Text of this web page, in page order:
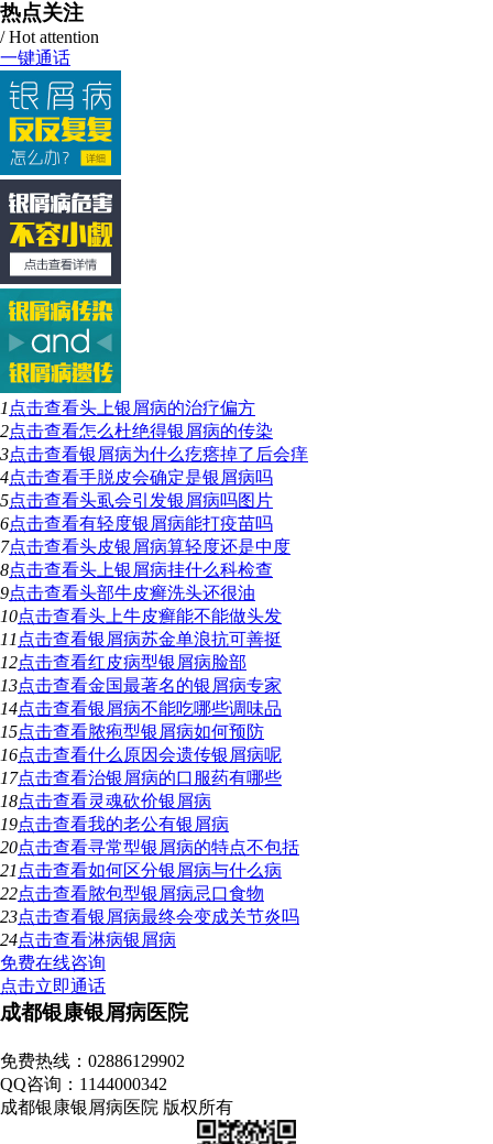
热点关注
/ Hot attention
一键通话
1 点击查看头上银屑病的治疗偏方
2点击查看怎么杜绝得银屑病的传染
3点击查看银屑病为什么疙瘩掉了后会痒
4点击查看手脱皮会确定是银屑病吗
5点击查看头虱会引发银屑病吗图片
6点击查看有轻度银屑病能打疫苗吗
7点击查看头皮银屑病算轻度还是中度
8点击查看头上银屑病挂什么科检查
9点击查看头部牛皮癣洗头还很油
10点击查看头上牛皮癣能不能做头发
11 点击查看银屑病苏金单浪抗可善挺
12点击查看红皮病型银屑病脸部
13点击查看金国最著名的银屑病专家
14点击查看银屑病不能吃哪些调味品
15点击查看脓疱型银屑病如何预防
16点击查看什么原因会遗传银屑病呢
17点击查看治银屑病的口服药有哪些
18点击查看灵魂砍价银屑病
19点击查看我的老公有银屑病
20点击查看寻常型银屑病的特点不包括
21 点击查看如何区分银屑病与什么病
22点击查看脓包型银屑病忌口食物
23点击查看银屑病最终会变成关节炎吗
24点击查看淋病银屑病
免费在线咨询
点击立即通话
成都银康银屑病医院
免费热线：02886129902
QQ咨询：1144000342
成都银康银屑病医院 版权所有